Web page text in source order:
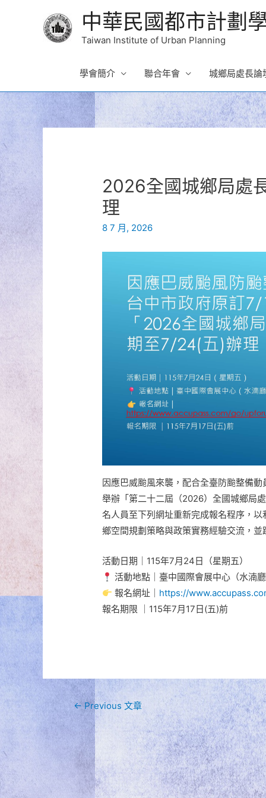
中華民國都市計劃
Taiwan Institute of Urban Planning
學會簡介 聯合年會 城鄉局處長論
2026全國城鄉局處
理
8 7 月, 2026
因應巴威颱風來襲，配合全臺防颱整備
舉辦「第二十二屆（2026）全國城鄉局
名人員至下列網址重新完成報名程序，
鄉空間規劃策略與政策實務經驗交流，並
活動日期｜115年7月24日（星期五）
活動地點｜臺中國際會展中心（水湳
報名網址｜ https://
報名期限 ｜115年7月17日(五)前
文
章
導
←Previous 文章